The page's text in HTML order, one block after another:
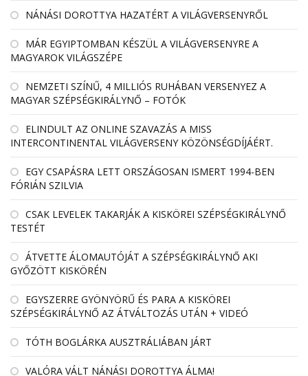
NÁNÁSI DOROTTYA HAZATÉRT A VILÁGVERSENYRŐL
MÁR EGYIPTOMBAN KÉSZÜL A VILÁGVERSENYRE A
MAGYAROK VILÁGSZÉPE
NEMZETI SZÍNŰ, 4 MILLIÓS RUHÁBAN VERSENYEZ A
MAGYAR SZÉPSÉGKIRÁLYNŐ – FOTÓK
ELINDULT AZ ONLINE SZAVAZÁS A MISS
INTERCONTINENTAL VILÁGVERSENY KÖZÖNSÉGDÍJÁÉRT.
EGY CSAPÁSRA LETT ORSZÁGOSAN ISMERT 1994-BEN
FÓRIÁN SZILVIA
CSAK LEVELEK TAKARJÁK A KISKÖREI SZÉPSÉGKIRÁLYNŐ
TESTÉT
ÁTVETTE ÁLOMAUTÓJÁT A SZÉPSÉGKIRÁLYNŐ AKI
GYŐZÖTT KISKÖRÉN
EGYSZERRE GYÖNYÖRŰ ÉS PARA A KISKÖREI
SZÉPSÉGKIRÁLYNŐ AZ ÁTVÁLTOZÁS UTÁN + VIDEÓ
TÓTH BOGLÁRKA AUSZTRÁLIÁBAN JÁRT
VALÓRA VÁLT NÁNÁSI DOROTTYA ÁLMA!